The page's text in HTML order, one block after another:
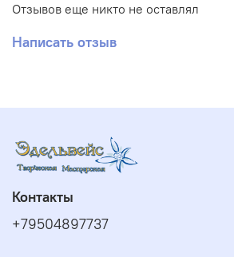
Отзывов еще никто не оставлял
Написать отзыв
Контакты
+79504897737